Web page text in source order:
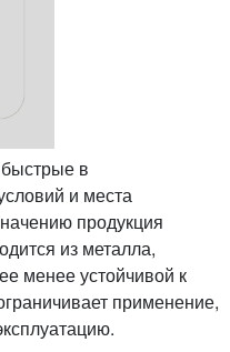
в
и места
продукция
из металла,
менее устойчивой к
применение,